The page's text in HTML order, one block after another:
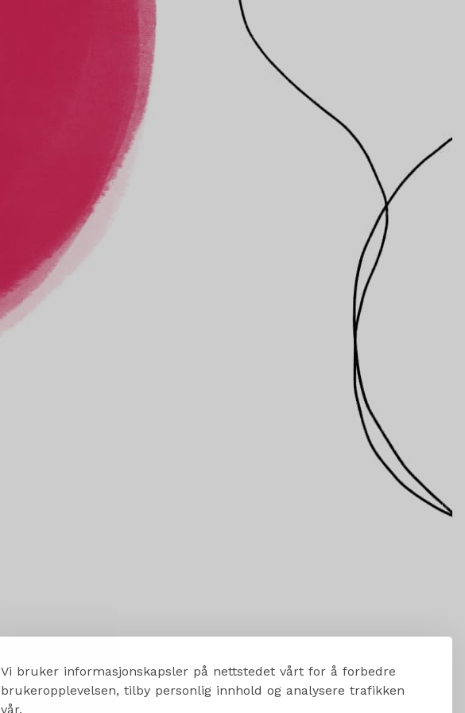
Vi bruker informasjonskapsler på nettstedet vårt for å forbedre
brukeropplevelsen, tilby personlig innhold og analysere trafikken
vår.